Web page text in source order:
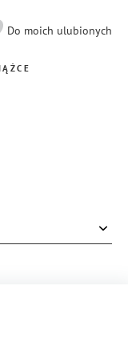
Do moich ulubionych